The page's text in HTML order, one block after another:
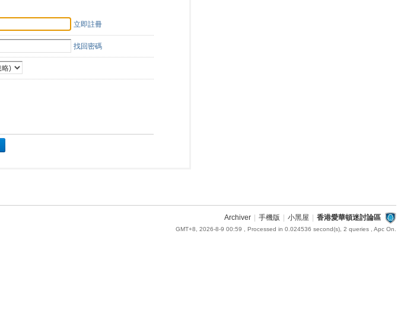
立即註冊
找回密碼
Archiver 手機版 小黑屋 香港愛華頓迷討論區
GMT+8, 2026-8-9 00:59 , Processed in 0.024536 second(s), 2 queries , Apc On.